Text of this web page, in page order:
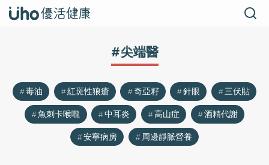
#尖端醫
毒油 紅斑性狼瘡 奇亞籽 針眼
三伏貼
魚刺卡喉嚨
中耳炎 高山症
酒精代謝
安寧病房
周邊靜脈營養